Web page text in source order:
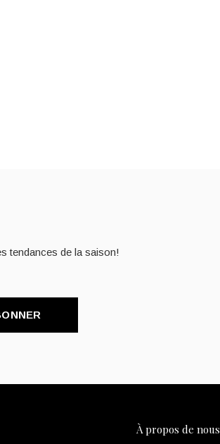
tendances de la saison!
À propos de nous